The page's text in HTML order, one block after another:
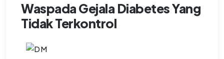
Waspada Gejala Diabetes Yang
Tidak Terkontrol